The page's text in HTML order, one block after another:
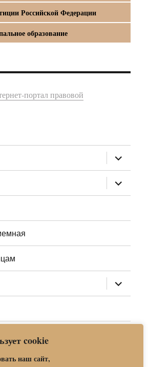
cookie
наш сайт,
Российской Федерации
образование
портал правовой
раскрыть
дочернее
меню
раскрыть
дочернее
меню
раскрыть
дочернее
меню